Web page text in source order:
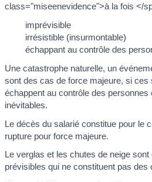
class="miseenevidence">à la fois </
imprévisible
irrésistible (insurmontable)
échappant au contrôle des
Une catastrophe naturelle, un
sont des cas de force majeure, si ces
échappent au contrôle des personnes
inévitables.
Le décès du salarié constitue pour le
rupture pour force majeure.
Le verglas et les chutes de neige
prévisibles qui ne constituent pas des